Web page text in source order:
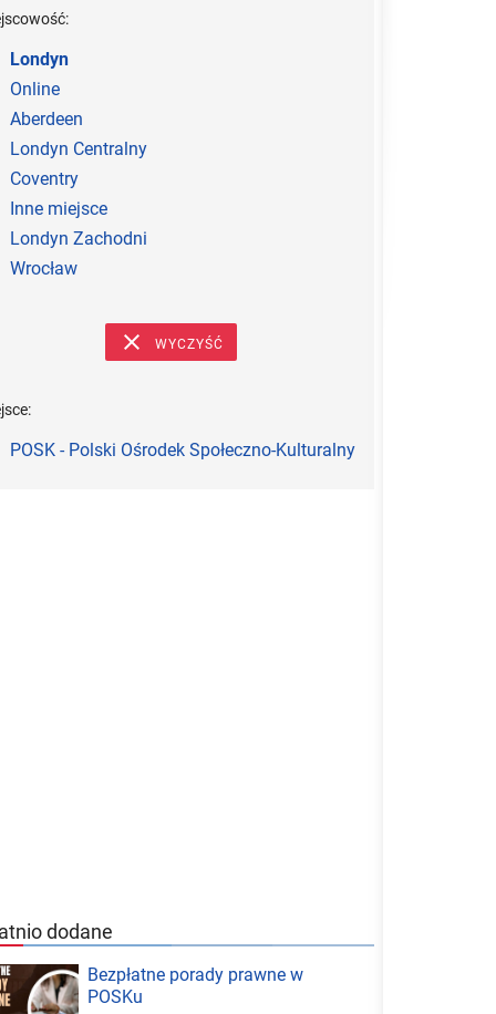
Londyn
Online
Aberdeen
Londyn Centralny
Coventry
Inne miejsce
Londyn Zachodni
Wrocław
WYCZYŚĆ
POSK - Polski Ośrodek Społeczno-Kulturalny
dodane
Bezpłatne porady prawne w
POSKu